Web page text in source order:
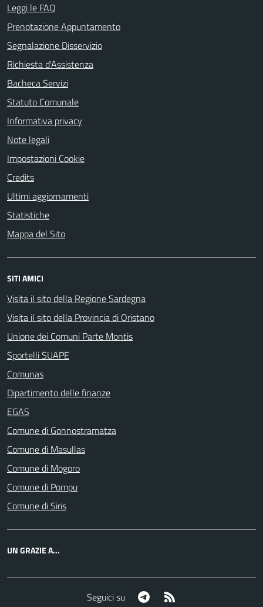
Leggi le FAQ
Prenotazione Appuntamento
Segnalazione Disservizio
Richiesta d'Assistenza
Bacheca Servizi
Statuto Comunale
Informativa privacy
Note legali
Impostazioni Cookie
Credits
Ultimi aggiornamenti
Statistiche
Mappa del Sito
SITI AMICI
Visita il sito della Regione Sardegna
Visita il sito della Provincia di Oristano
Unione dei Comuni Parte Montis
Sportelli SUAPE
Comunas
Dipartimento delle finanze
EGAS
Comune di Gonnostramatza
Comune di Masullas
Comune di Mogoro
Comune di Pompu
Comune di Siris
UN GRAZIE A...
Seguici su Telegram